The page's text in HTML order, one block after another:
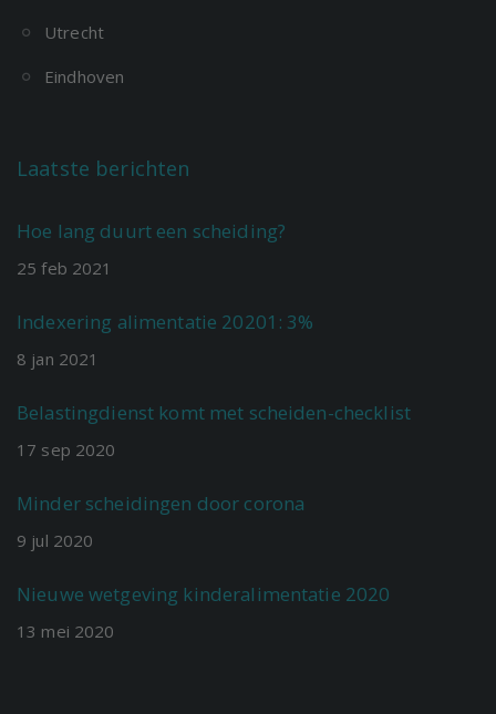
Utrecht
Eindhoven
Laatste berichten
Hoe lang duurt een scheiding?
25 feb 2021
Indexering alimentatie 20201: 3%
8 jan 2021
Belastingdienst komt met scheiden-checklist
17 sep 2020
Minder scheidingen door corona
9 jul 2020
Nieuwe wetgeving kinderalimentatie 2020
13 mei 2020